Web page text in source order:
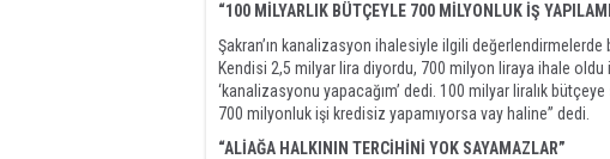
“100 MİLYARLIK BÜTÇEYLE 700 MİLYONLUK İŞ
Şakran’ın kanalizasyon ihalesiyle ilgili değerlendirmelerde
Kendisi 2,5 milyar lira diyordu, 700 milyon liraya ihale
‘kanalizasyonu yapacağım’ dedi. 100 milyar liralık
700 milyonluk işi kredisiz yapamıyorsa vay haline” dedi.
“ALİAĞA HALKININ TERCİHİNİ YOK SAYAMAZLAR”